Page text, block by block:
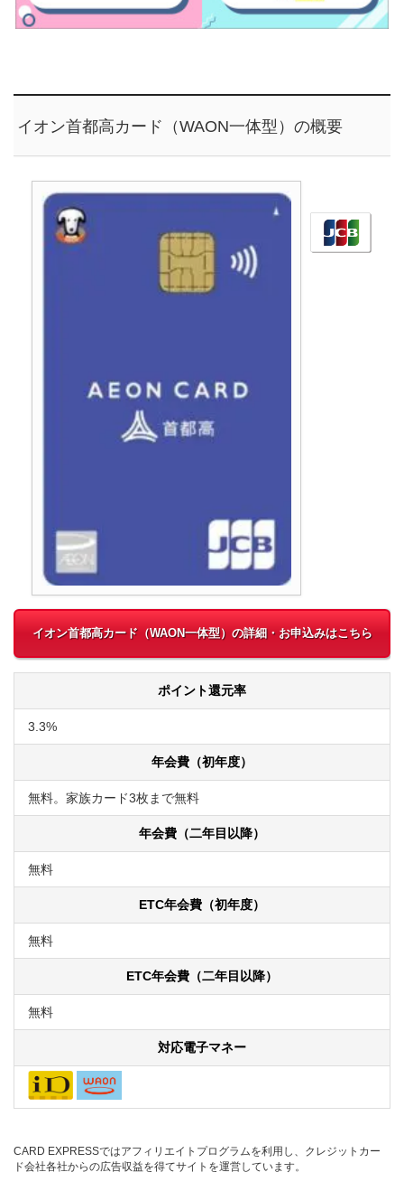
イオン首都高カード（WAON一体型）の概要
イオン首都高カード（WAON一体型）の詳細・お申込みはこちら
ポイント還元率
3.3%
年会費（初年度）
無料。家族カード3枚まで無料
年会費（二年目以降）
無料
ETC年会費（初年度）
無料
ETC年会費（二年目以降）
無料
対応電子マネー
CARD EXPRESSではアフィリエイトプログラムを利用し、クレジットカー
ド会社各社からの広告収益を得てサイトを運営しています。